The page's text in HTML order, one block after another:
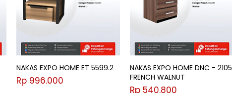
NAKAS EXPO HOME ET 5599.2
Harga
Rp 996.000
NAKAS EXPO HOME DNC - 2105
FRENCH WALNUT
Harga
Rp 540.800